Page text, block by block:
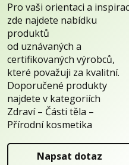
Pro vaši orientaci a
zde najdete nabídku
produktů
od uznávaných a
certifikovaných výrobců,
které považuji za kvalitní.
Doporučené produkty
najdete v kategoriích
Zdraví – Části těla –
Přírodní kosmetika
Napsat dotaz